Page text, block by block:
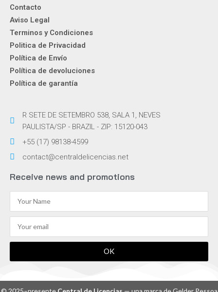
Contacto
Aviso Legal
Terminos y Condiciones
Politica de Privacidad
Política de Envío
Política de devoluciones
Política de garantía
R SETE DE SETEMBRO 538, SALA 1, NEVES
PAULISTA/SP - BRAZIL - ZIP: 15120-043
+55 (17) 98138-4599
contact@centraldelicencias.net
Receive news and promotions
OK